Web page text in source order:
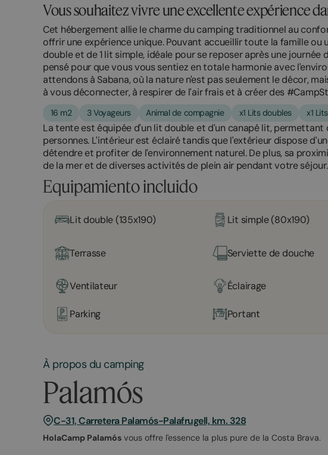
Vous souhaitez vivre une excellente expérience
Cet hébergement allie le charme du camping traditionnel au
offrir une expérience unique. Pouvant accueillir toute la famille ou
double et de 1 lit simple, idéale pour se reposer après une
pensé pour que vous vous sentiez en totale harmonie avec
attendons à Sabana, où la nature n'est pas seulement le décor,
à vous déconnecter, à respirer de l'air frais et à créer des
16 m2 3 Voyageurs Animal de compagnie x1 Lits doubles x1
La tente est équipée d'un lit double et d'un canapé lit,
personnes. L'intérieur est éclairé tandis que l'extérieur dispose
détendre et profiter de l'environnement naturel. De plus, sa
de la mer et de diverses activités de plein air pendant votre séjour.
Equipamiento incluido
Lit double (135x190) Lit simple (80x190)
Terrasse Serviette de douche
Ventilateur Éclairage
Parking Portant
À propos du camping
Palamós
C-31, Carretera Palamós-Palafrugell, km. 328
HolaCamp Palamós vous offre l'essence la plus pure de la Costa Brava.